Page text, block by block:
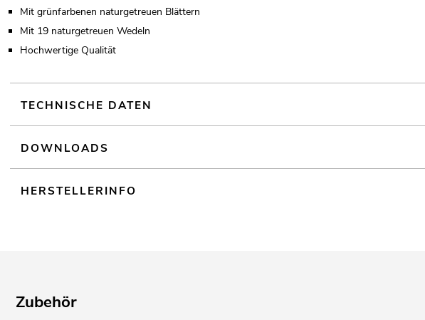
Mit grünfarbenen naturgetreuen Blättern
Mit 19 naturgetreuen Wedeln
Hochwertige Qualität
TECHNISCHE DATEN
DOWNLOADS
HERSTELLERINFO
Zubehör